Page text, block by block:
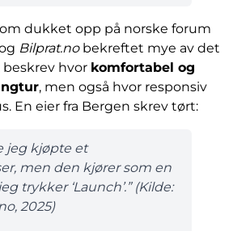
dukket opp på norske forum
Bilprat.nobekreftet mye av det
beskrev hvor komfortabel og
, men også hvor responsiv
En eier fra Bergen skrev tørt:
jeg kjøpte et
men den kjører som en
trykker ‘Launch’.” (Kilde:
2025)